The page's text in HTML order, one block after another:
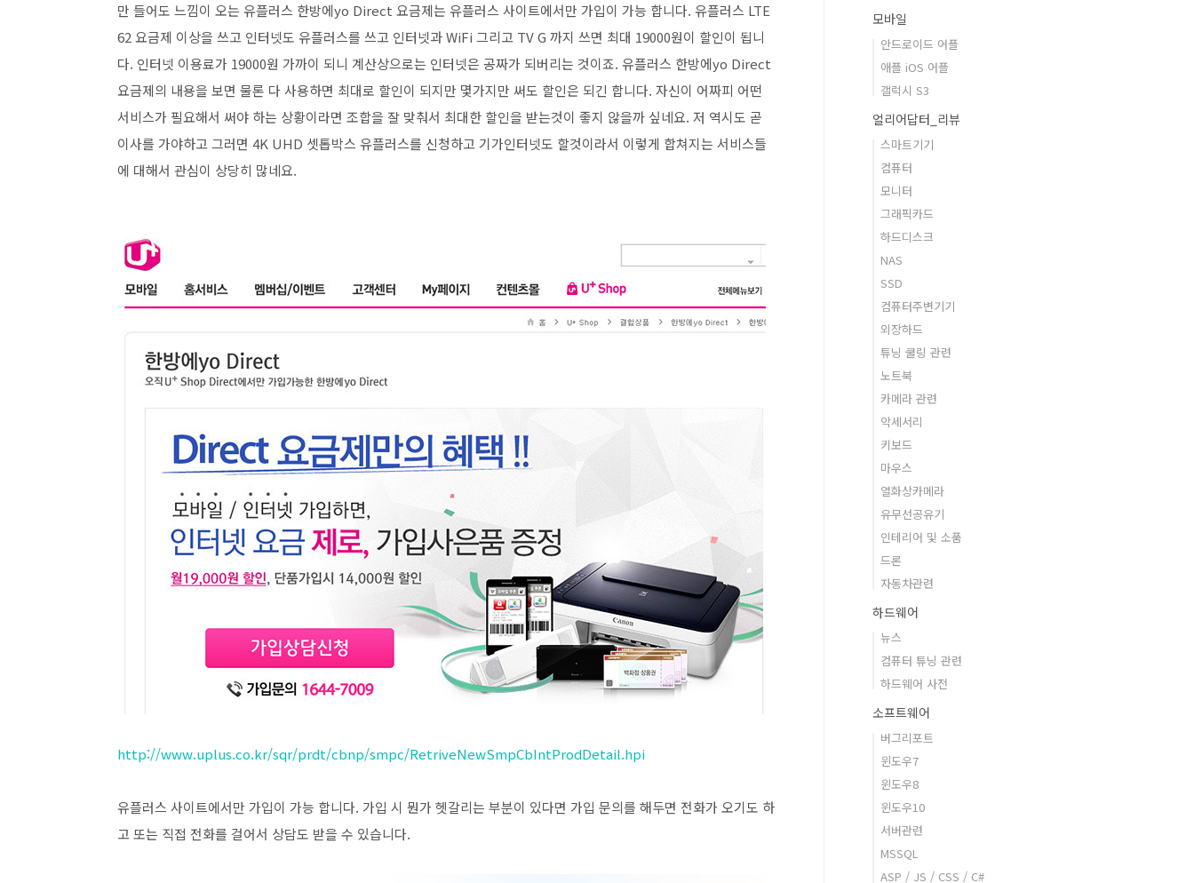
만 들어도 느낌이 오는 유플러스 한방에yo Direct 요금제는 유플러스 사이트에서만 가입이 가능 합니다. 유플러스 LTE
62 요금제 이상을 쓰고 인터넷도 유플러스를 쓰고 인터넷과 WiFi 그리고 TV G 까지 쓰면 최대 19000원이 할인이 됩니
다. 인터넷 이용료가 19000원 가까이 되니 계산상으로는 인터넷은 공짜가 되버리는 것이죠. 유플러스 한방에yo Direct
요금제의 내용을 보면 물론 다 사용하면 최대로 할인이 되지만 몇가지만 써도 할인은 되긴 합니다. 자신이 어짜피 어떤
서비스가 필요해서 써야 하는 상황이라면 조합을 잘 맞춰서 최대한 할인을 받는것이 좋지 않을까 싶네요. 저 역시도 곧
이사를 가야하고 그러면 4K UHD 셋톱박스 유플러스를 신청하고 기가인터넷도 할것이라서 이렇게 합쳐지는 서비스들
에 대해서 관심이 상당히 많네요.
http://www.uplus.co.kr/sqr/prdt/cbnp/smpc/RetriveNewSmpCbIntProdDetail.hpi
유플러스 사이트에서만 가입이 가능 합니다. 가입 시 뭔가 헷갈리는 부분이 있다면 가입 문의를 해두면 전화가 오기도 하
고 또는 직접 전화를 걸어서 상담도 받을 수 있습니다.
모바일
안드로이드 어플
애플 iOS 어플
갤럭시 S3
얼리어답터_리뷰
스마트기기
컴퓨터
모니터
그래픽카드
하드디스크
NAS
SSD
컴퓨터주변기기
외장하드
튜닝 쿨링 관련
노트북
카메라 관련
악세서리
키보드
마우스
열화상카메라
유무선공유기
인테리어 및 소품
드론
자동차관련
하드웨어
뉴스
컴퓨터 튜닝 관련
하드웨어 사전
소프트웨어
버그리포트
윈도우7
윈도우8
윈도우10
서버관련
MSSQL
ASP / JS / CSS / C#